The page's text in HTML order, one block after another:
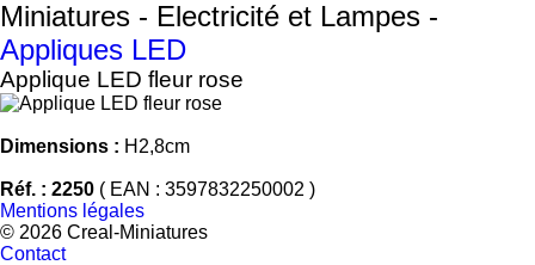
Miniatures - Electricité et Lampes -
Appliques LED
Applique LED fleur rose
Dimensions : H2,8cm
Réf. : 2250 ( EAN : 3597832250002 )
Mentions légales
© 2026 Creal-Miniatures
Contact